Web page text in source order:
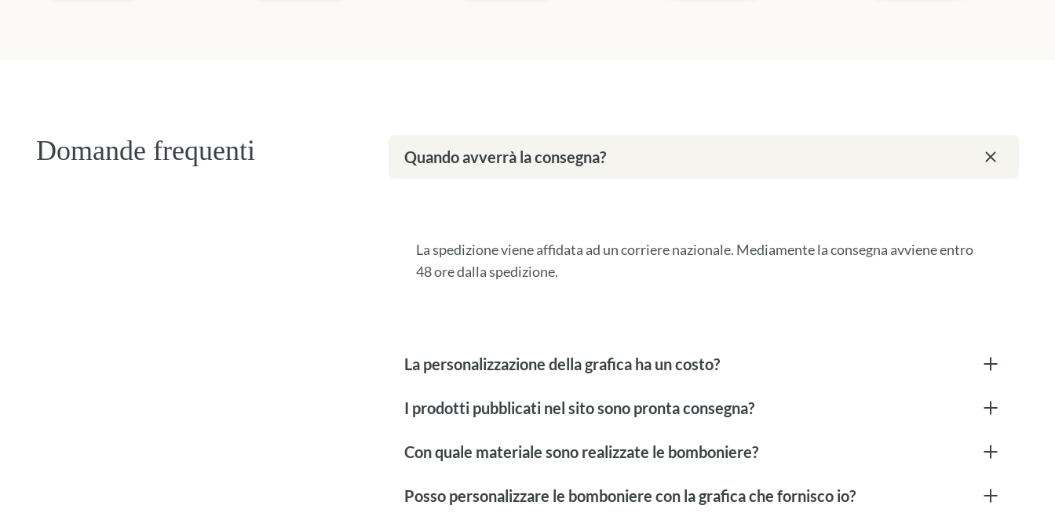
Domande frequenti Quando avverrà la consegna?
La spedizione viene affidata ad un corriere nazionale. Mediamente la consegna avviene entro
48 ore dalla spedizione.
La personalizzazione della grafica ha un costo?
I prodotti pubblicati nel sito sono pronta consegna?
Con quale materiale sono realizzate le bomboniere?
Posso personalizzare le bomboniere con la grafica che fornisco io?